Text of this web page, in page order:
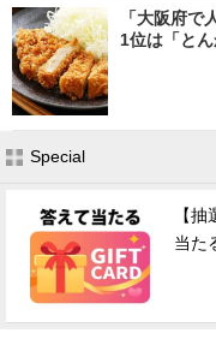
「大阪府
1位は「と
Special
【
当た